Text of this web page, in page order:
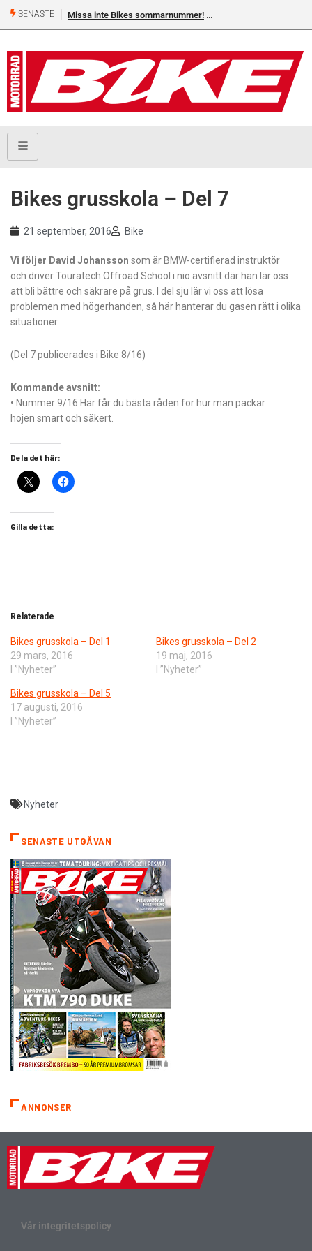
SENASTE Missa inte Bikes sommarnummer!
Bikes grusskola – Del 7
21 september, 2016 Bike
Vi följer David Johansson som är BMW-certifierad instruktör
och driver Touratech Offroad School i nio avsnitt där han lär oss
att bli bättre och säkrare på grus. I del sju lär vi oss att lösa
problemen med högerhanden, så här hanterar du gasen rätt i olika
situationer.
(Del 7 publicerades i Bike 8/16)
Kommande avsnitt:
• Nummer 9/16 Här får du bästa råden för hur man packar
hojen smart och säkert.
Dela det här:
Gilla detta:
Relaterade
Bikes grusskola – Del 1
29 mars, 2016
I ”Nyheter”
Bikes grusskola – Del 2
19 maj, 2016
I ”Nyheter”
Bikes grusskola – Del 5
17 augusti, 2016
I ”Nyheter”
Nyheter
SENASTE UTGÅVAN
ANNONSER
Vår integritetspolicy